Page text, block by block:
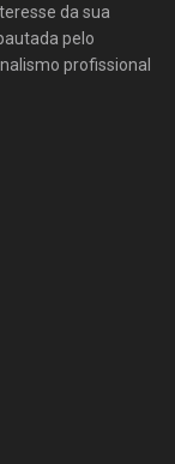
da sua
pelo
profissional